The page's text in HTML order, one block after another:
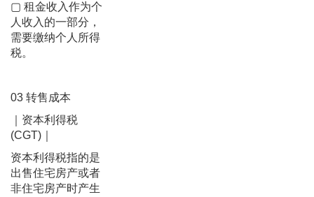
▢ 租金收入作为个
人收入的一部分，
需要缴纳个人所得
税。
03 转售成本
｜资本利得税
(CGT)｜
资本利得税指的是
出售住宅房产或者
非住宅房产时产生